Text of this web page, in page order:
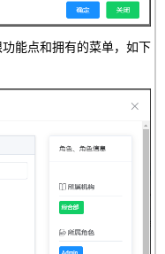
能点和拥有的菜单，如下